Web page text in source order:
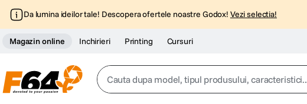
Da lumina ideilor tale! Descopera ofertele noastre Godox! Vezi selectia!
Magazin online Inchirieri Printing Cursuri
Cauta dupa model, tipul produsului, caracteristici...